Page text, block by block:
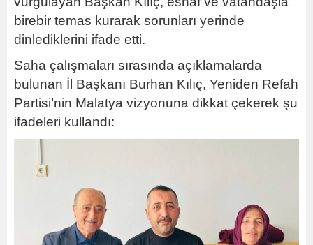
birebir temas kurarak sorunları yerinde
dinlediklerini ifade etti.
Saha çalışmaları sırasında açıklamalarda
bulunan İl Başkanı Burhan Kılıç, Yeniden Refah
Partisi’nin Malatya vizyonuna dikkat çekerek şu
ifadeleri kullandı: